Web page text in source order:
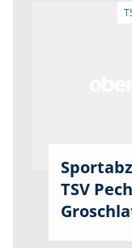
TSV